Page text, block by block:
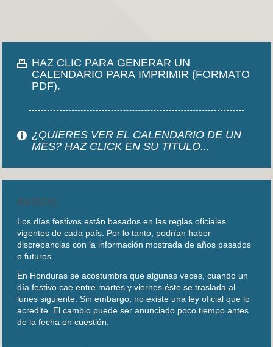
HAZ CLIC PARA GENERAR UN
CALENDARIO PARA IMPRIMIR (FORMATO
PDF).
¿QUIERES VER EL CALENDARIO DE UN
MES? HAZ CLICK EN SU TITULO...
AVISOS
Los días festivos están basados en las reglas oficiales
vigentes de cada país. Por lo tanto, podrían haber
discrepancias con la información mostrada de años pasados
o futuros.
En Honduras se acostumbra que algunas veces, cuando un
día festivo cae entre martes y viernes éste se traslada al
lunes siguiente. Sin embargo, no existe una ley oficial que lo
acredite. El cambio puede ser anunciado poco tiempo antes
de la fecha en cuestión.